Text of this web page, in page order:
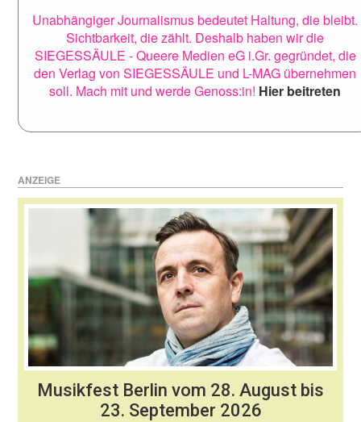
Unabhängiger Journalismus bedeutet Haltung, die bleibt.
Sichtbarkeit, die zählt. Deshalb haben wir die
SIEGESSÄULE - Queere Medien eG i.Gr. gegründet, die
den Verlag von SIEGESSÄULE und L-MAG übernehmen
soll. Mach mit und werde Genoss:in! Hier beitreten
ANZEIGE
Musikfest Berlin vom 28. August bis
23. September 2026